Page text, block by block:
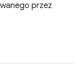
przez